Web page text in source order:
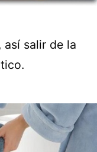
así salir de la